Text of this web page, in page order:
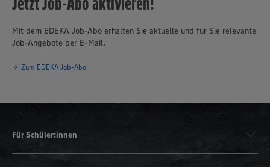
Mit dem EDEKA Job-Abo erhalten Sie aktuelle und für Sie relevante
Job-Angebote per E-Mail.
Zum EDEKA Job-Abo
Für Schüler:innen